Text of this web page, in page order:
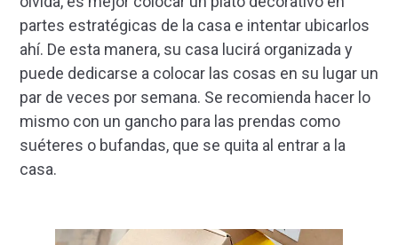
partes estratégicas de la casa e intentar ubicarlos
ahí. De esta manera, su casa lucirá organizada y
puede dedicarse a colocar las cosas en su lugar un
par de veces por semana. Se recomienda hacer lo
mismo con un gancho para las prendas como
suéteres o bufandas, que se quita al entrar a la
casa.